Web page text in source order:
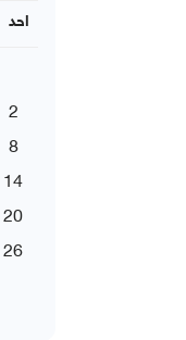
احد
2
8
14
20
26